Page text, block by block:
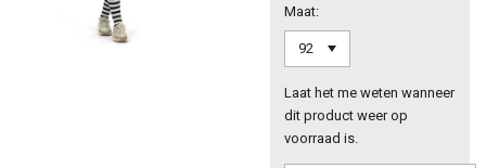
Maat:
Laat het me weten wanneer
dit product weer op
voorraad is.